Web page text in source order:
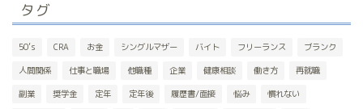
タグ
50’s CRA お金 シングルマザー バイト フリーランス ブランク
人間関係 仕事と職場 他職種 企業 健康相談 働き方 再就職
副業 奨学金 定年 定年後 履歴書/面接 悩み 慣れない